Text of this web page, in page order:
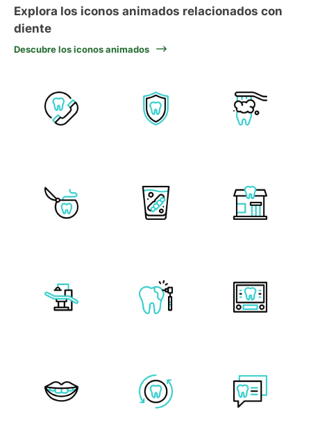
Explora los iconos animados relacionados con
diente
Descubre los iconos animados